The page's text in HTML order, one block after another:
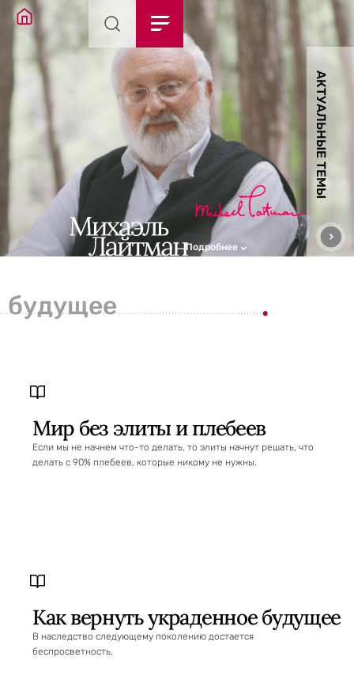
АКТУАЛЬНЫЕ ТЕМЫ
Подробнее
будущее
Мир без элиты и плебеев
Если мы не начнем что-то делать, то элиты начнут решать, что
делать с 90% плебеев, которые никому не нужны.
Как вернуть украденное будущее
В наследство следующему поколению достается
беспросветность.